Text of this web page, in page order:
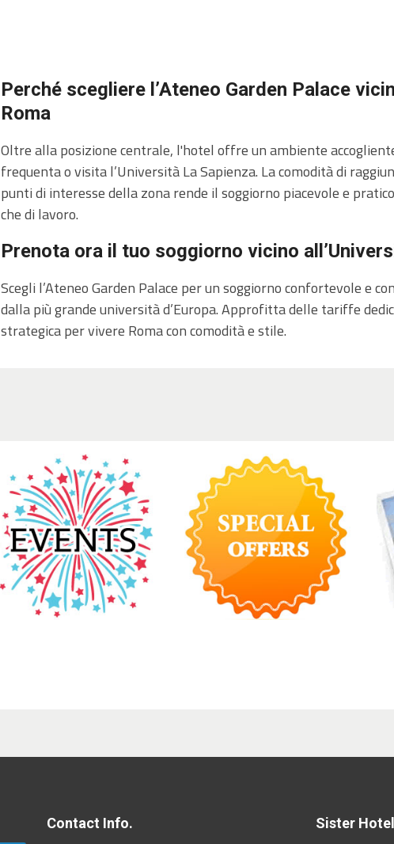
Perché scegliere l’Ateneo Garden Palace
Roma
Oltre alla posizione centrale, l'hotel offre un ambiente
frequenta o visita l’Università La Sapienza. La comodità di
punti di interesse della zona rende il soggiorno piacevole e
che di lavoro.
Prenota ora il tuo soggiorno vicino
Scegli l’Ateneo Garden Palace per un soggiorno confortevole e
dalla più grande università d’Europa. Approfitta delle tariffe
strategica per vivere Roma con comodità e stile.
Contact Info.
Sister